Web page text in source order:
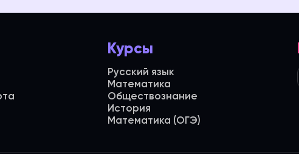
Курсы
Русский язык
Математика
Обществознание
История
Математика (ОГЭ)